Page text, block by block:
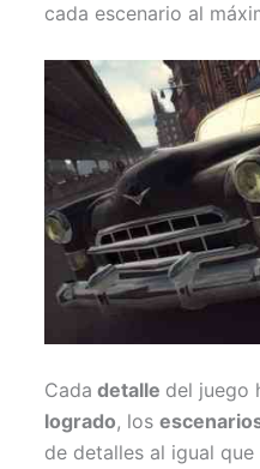
cada escenario al
Cada detalle del juego
logrado, los
de detalles al igual que